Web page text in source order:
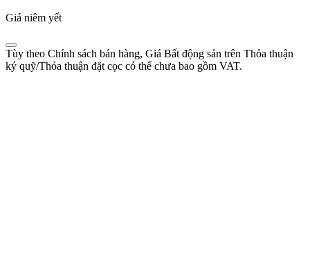
Giá niêm yết
Tùy theo Chính sách bán hàng, Giá Bất động sản trên Thỏa thuận
ký quỹ/Thỏa thuận đặt cọc có thể chưa bao gồm VAT.